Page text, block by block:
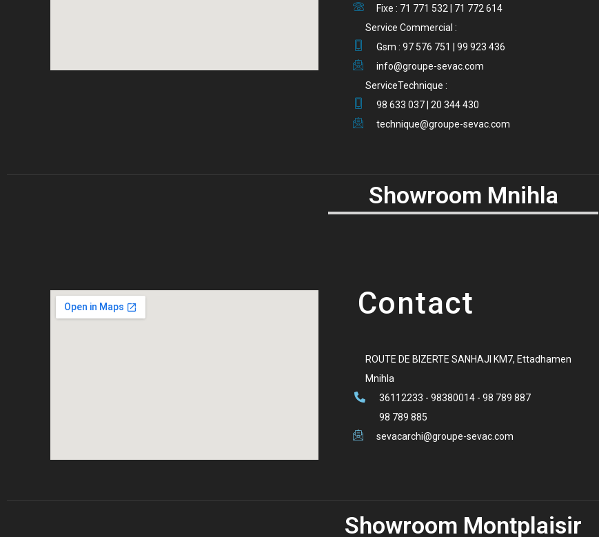
Fixe : 71 771 532 | 71 772 614
Service Commercial :
Gsm : 97 576 751 | 99 923 436
info@groupe-sevac.com
ServiceTechnique :
98 633 037 | 20 344 430
technique@groupe-sevac.com
Showroom Mnihla
Contact
ROUTE DE BIZERTE SANHAJI KM7, Ettadhamen
Mnihla
36112233 - 98380014 - 98 789 887
98 789 885
sevacarchi@groupe-sevac.com
Showroom Montplaisir